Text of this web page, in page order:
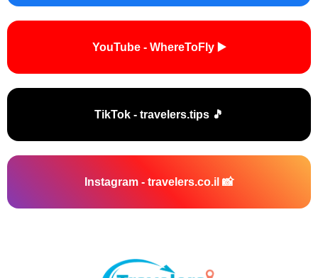
▶️ YouTube - WhereToFly
🎵 TikTok - travelers.tips
📸 Instagram - travelers.co.il